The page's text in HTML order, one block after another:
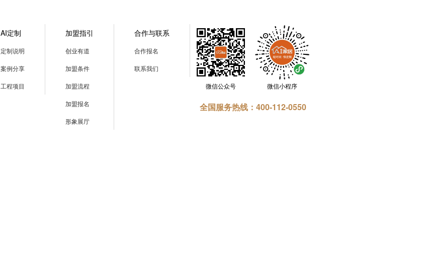
AI定制
定制说明
案例分享
工程项目
加盟指引
创业有道
加盟条件
加盟流程
加盟报名
形象展厅
合作与联系
合作报名
联系我们
微信公众号 微信小程序
全国服务热线：400-112-0550